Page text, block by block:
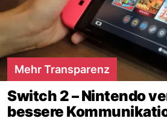
Mehr Transparenz
Switch 2 – Nintendo
bessere